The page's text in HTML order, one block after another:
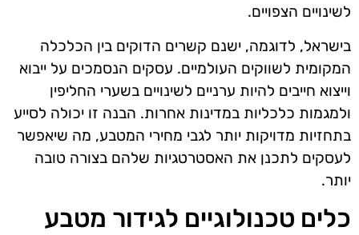
לשינויים הצפויים.
בישראל, לדוגמה, ישנם קשרים הדוקים בין הכלכלה
המקומית לשווקים העולמיים. עסקים הנסמכים על ייבוא
וייצוא חייבים להיות ערניים לשינויים בשערי החליפין
ולמגמות כלכליות במדינות אחרות. הבנה זו יכולה לסייע
בתחזיות מדויקות יותר לגבי מחירי המטבע, מה שיאפשר
לעסקים לתכנן את האסטרטגיות שלהם בצורה טובה
יותר.
כלים טכנולוגיים לגידור מטבע